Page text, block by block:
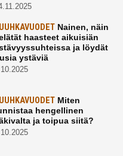
Nainen, näin
haasteet aikuisiän
ja löydät
ystäviä
Miten
hengellinen
ja toipua siitä?